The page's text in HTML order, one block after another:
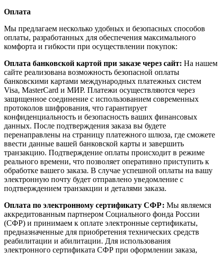
Оплата
Мы предлагаем несколько удобных и безопасных способов
оплаты, разработанных для обеспечения максимального
комфорта и гибкости при осуществлении покупок:
Оплата банковской картой при заказе через сайт: На нашем
сайте реализована возможность безопасной оплаты
банковскими картами международных платежных систем
Visa, MasterCard и МИР. Платежи осуществляются через
защищенное соединение с использованием современных
протоколов шифрования, что гарантирует
конфиденциальность и безопасность ваших финансовых
данных. После подтверждения заказа вы будете
перенаправлены на страницу платежного шлюза, где сможете
ввести данные вашей банковской карты и завершить
транзакцию. Подтверждение оплаты происходит в режиме
реального времени, что позволяет оперативно приступить к
обработке вашего заказа. В случае успешной оплаты на вашу
электронную почту будет отправлено уведомление с
подтверждением транзакции и деталями заказа.
Оплата по электронному сертификату СФР: Мы являемся
аккредитованным партнером Социального фонда России
(СФР) и принимаем к оплате электронные сертификаты,
предназначенные для приобретения технических средств
реабилитации и абилитации. Для использования
электронного сертификата СФР при оформлении заказа,